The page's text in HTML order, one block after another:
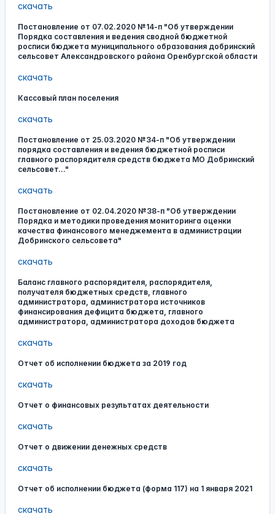
скачать
Постановление от 07.02.2020 №14-п "Об утверждении
Порядка составления и ведения сводной бюджетной
росписи бюджета муниципального образования добринский
сельсовет Александровского района Оренбургской области
скачать
Кассовый план поселения
скачать
Постановление от 25.03.2020 №34-п "Об утверждении
порядка составления и ведения бюджетной росписи
главного распорядителя средств бюджета МО Добринский
сельсовет..."
скачать
Постановление от 02.04.2020 №38-п "Об утверждении
Порядка и методики проведения мониторинга оценки
качества финансового менеджемента в администрации
Добринского сельсовета"
скачать
Баланс главного распорядителя, распорядителя,
получателя бюджетных средств, главного
администратора, администратора источников
финансирования дефицита бюджета, главного
администратора, администратора доходов бюджета
скачать
Отчет об исполнении бюджета за 2019 год
скачать
Отчет о финансовых результатах деятельности
скачать
Отчет о движении денежных средств
скачать
Отчет об исполнении бюджета (форма 117) на 1 января 2021
скачать